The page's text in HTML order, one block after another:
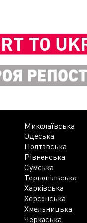
Миколаївська
Одеська
Полтавська
Рівненська
Сумська
Тернопільська
Харківська
Херсонська
Хмельницька
Черкаська